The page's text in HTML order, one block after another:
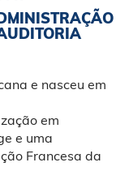
e nasceu em
em
e uma
Francesa da